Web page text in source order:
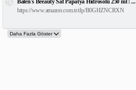
https://www.amazon.com.tr/dp/B0GHZNCRXN